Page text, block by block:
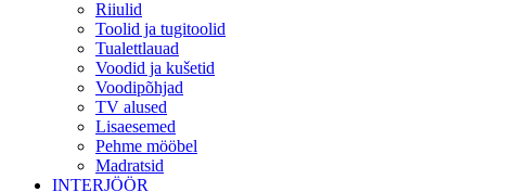
Riiulid
Toolid ja tugitoolid
Tualettlauad
Voodid ja kušetid
Voodipõhjad
TV alused
Lisaesemed
Pehme mööbel
Madratsid
INTERJÖÖR